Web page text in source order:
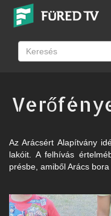
Az Arácsért Alapítvány
lakóit. A felhívás
présbe, amiből Arács bora